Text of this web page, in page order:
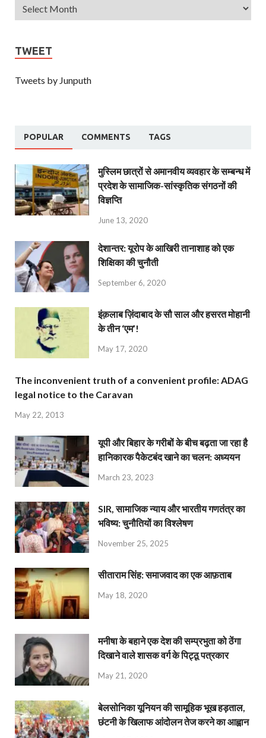
TWEET
Tweets by Junputh
POPULAR COMMENTS TAGS
मुस्लिम छात्रों से अमानवीय व्यवहार के सम्बन्ध में
प्रदेश के सामाजिक-सांस्कृतिक संगठनों की
विज्ञप्ति
June 13, 2020
देशान्‍तर: यूरोप के आखिरी तानाशाह को एक
शिक्षिका की चुनौती
September 6, 2020
इंक़लाब ज़िंदाबाद के सौ साल और हसरत मोहानी
के तीन ‘एम’!
May 17, 2020
The inconvenient truth of a convenient profile: ADAG
legal notice to the Caravan
May 22, 2013
यूपी और बिहार के गरीबों के बीच बढ़ता जा रहा है
हानिकारक पैकेटबंद खाने का चलन: अध्ययन
March 23, 2023
SIR, सामाजिक न्याय और भारतीय गणतंत्र का
भविष्य: चुनौतियों का विश्लेषण
November 25, 2025
सीताराम सिंह: समाजवाद का एक आफ़ताब
May 18, 2020
मनीषा के बहाने एक देश की सम्प्रभुता को ठेंगा
दिखाने वाले शासक वर्ग के पिट्ठू पत्रकार
May 21, 2020
बेलसोनिका यूनियन की सामूहिक भूख हड़ताल,
छंटनी के खिलाफ आंदोलन तेज करने का आह्वान